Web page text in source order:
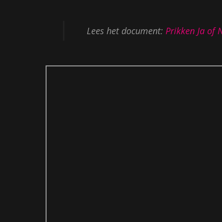
Lees het document: Prikken Ja of